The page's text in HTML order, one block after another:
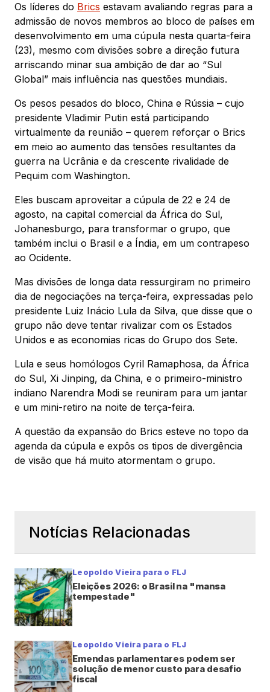
Os líderes do Brics estavam avaliando regras para a
admissão de novos membros ao bloco de países em
desenvolvimento em uma cúpula nesta quarta-feira
(23), mesmo com divisões sobre a direção futura
arriscando minar sua ambição de dar ao “Sul
Global” mais influência nas questões mundiais.
Os pesos pesados ​​do bloco, China e Rússia – cujo
presidente Vladimir Putin está participando
virtualmente da reunião – querem reforçar o Brics
em meio ao aumento das tensões resultantes da
guerra na Ucrânia e da crescente rivalidade de
Pequim com Washington.
Eles buscam aproveitar a cúpula de 22 e 24 de
agosto, na capital comercial da África do Sul,
Johanesburgo, para transformar o grupo, que
também inclui o Brasil e a Índia, em um contrapeso
ao Ocidente.
Mas divisões de longa data ressurgiram no primeiro
dia de negociações na terça-feira, expressadas pelo
presidente Luiz Inácio Lula da Silva, que disse que o
grupo não deve tentar rivalizar com os Estados
Unidos e as economias ricas do Grupo dos Sete.
Lula e seus homólogos Cyril Ramaphosa, da África
do Sul, Xi Jinping, da China, e o primeiro-ministro
indiano Narendra Modi se reuniram para um jantar
e um mini-retiro na noite de terça-feira.
A questão da expansão do Brics esteve no topo da
agenda da cúpula e expôs os tipos de divergência
de visão que há muito atormentam o grupo.
Notícias Relacionadas
Leopoldo Vieira para o FLJ
Eleições 2026: o Brasil na "mansa
tempestade"
Leopoldo Vieira para o FLJ
Emendas parlamentares podem ser
solução de menor custo para desafio
fiscal